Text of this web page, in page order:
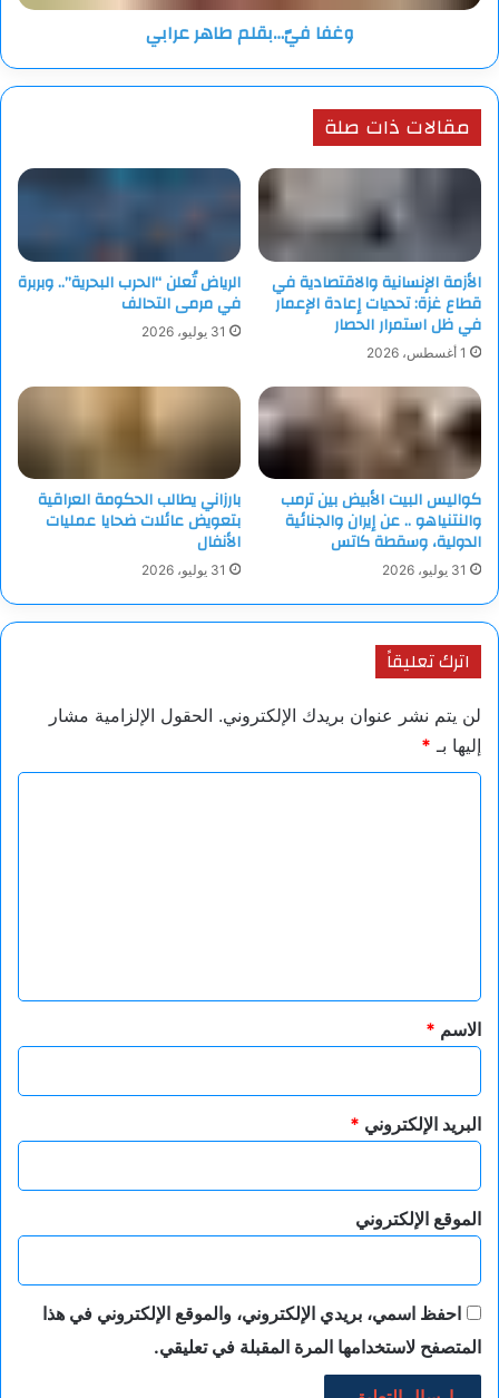
وغفا فيّ…بقلم طاهر عرابي
مقالات ذات صلة
الأزمة الإنسانية والاقتصادية في
قطاع غزة: تحديات إعادة الإعمار
في ظل استمرار الحصار
1 أغسطس، 2026
الرياض تُعلن “الحرب البحرية”.. وبربرة
في مرمى التحالف
31 يوليو، 2026
كواليس البيت الأبيض بين ترمب
والنتنياهو .. عن إيران والجنائية
الدولية، وسقطة كاتس
31 يوليو، 2026
بارزاني يطالب الحكومة العراقية
بتعويض عائلات ضحايا عمليات
الأنفال
31 يوليو، 2026
اترك تعليقاً
لن يتم نشر عنوان بريدك الإلكتروني. الحقول الإلزامية مشار
إليها بـ *
*
الاسم *
البريد الإلكتروني *
الموقع الإلكتروني
احفظ اسمي، بريدي الإلكتروني، والموقع الإلكتروني في هذا
المتصفح لاستخدامها المرة المقبلة في تعليقي.